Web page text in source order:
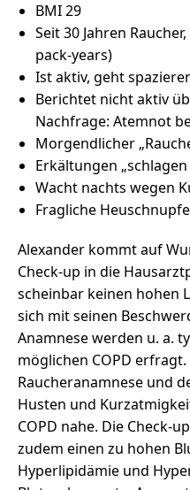
BMI 29
Seit 30 Jahren
pack-years)
Ist aktiv, geht
Berichtet nicht aktiv
Nachfrage: Atemnot
Morgendlicher
Erkältungen
Wacht nachts wegen
Fragliche
Alexander kommt auf
Check-up in die
scheinbar keinen hohen
sich mit seinen
Anamnese werden u. a.
möglichen COPD
Raucheranamnese und
Husten und
COPD nahe. Die Check-
zudem einen zu hohen
Hyperlipidämie und